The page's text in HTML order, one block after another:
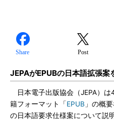
Share Post
JEPAがEPUBの日本語拡張案
日本電子出版協会（JEPA）は
籍フォーマット「EPUB 」の概
の日本語要求仕様案について説